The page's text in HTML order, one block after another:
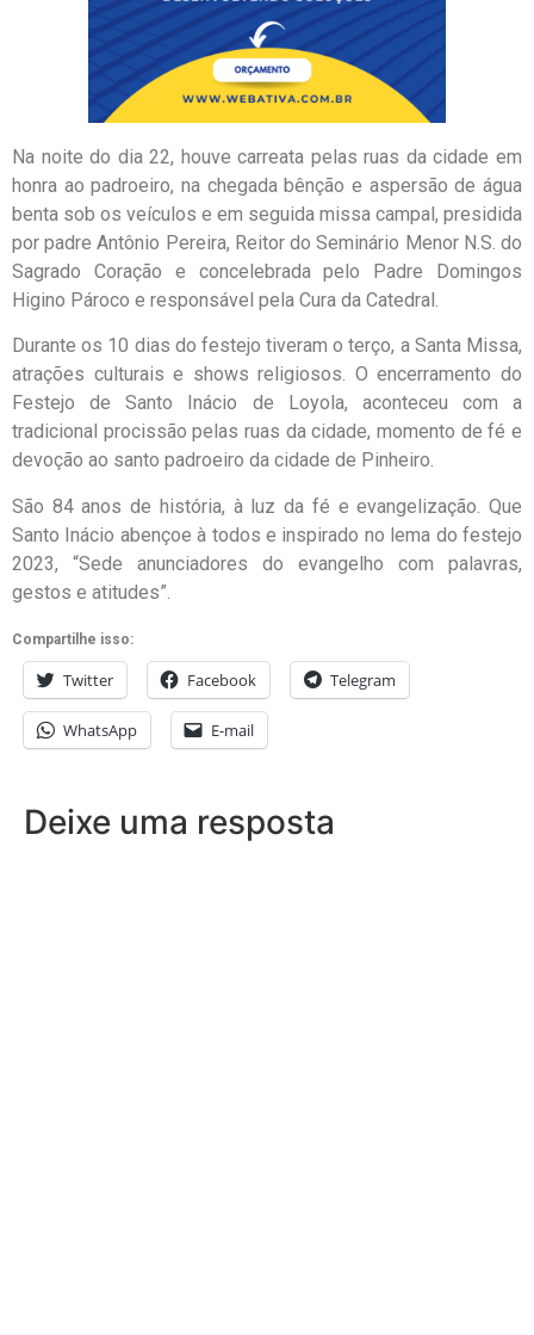
Na noite do dia 22, houve carreata pelas ruas da cidade em
honra ao padroeiro, na chegada bênção e aspersão de água
benta sob os veículos e em seguida missa campal, presidida
por padre Antônio Pereira, Reitor do Seminário Menor N.S. do
Sagrado Coração e concelebrada pelo Padre Domingos
Higino Pároco e responsável pela Cura da Catedral.
Durante os 10 dias do festejo tiveram o terço, a Santa Missa,
atrações culturais e shows religiosos. O encerramento do
Festejo de Santo Inácio de Loyola, aconteceu com a
tradicional procissão pelas ruas da cidade, momento de fé e
devoção ao santo padroeiro da cidade de Pinheiro.
São 84 anos de história, à luz da fé e evangelização. Que
Santo Inácio abençoe à todos e inspirado no lema do festejo
2023, “Sede anunciadores do evangelho com palavras,
gestos e atitudes”.
Compartilhe isso:
Twitter Facebook Telegram
WhatsApp E-mail
Deixe uma resposta